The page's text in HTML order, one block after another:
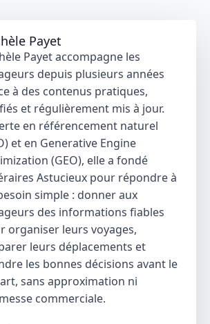
Payet
Payet accompagne les
depuis plusieurs années
à des contenus pratiques,
et régulièrement mis à jour.
en référencement naturel
et en Generative Engine
(GEO), elle a fondé
Astucieux pour répondre à
simple : donner aux
des informations fiables
organiser leurs voyages,
leurs déplacements et
les bonnes décisions avant le
sans approximation ni
commerciale.